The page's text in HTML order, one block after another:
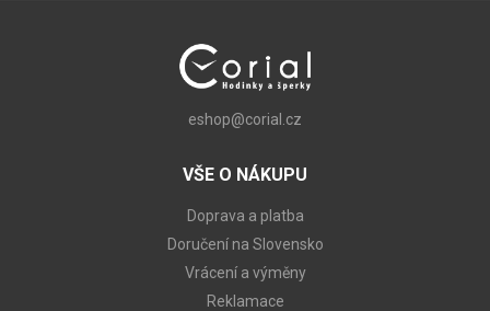
eshop@corial.cz
VŠE O NÁKUPU
Doprava a platba
Doručení na Slovensko
Vrácení a výměny
Reklamace